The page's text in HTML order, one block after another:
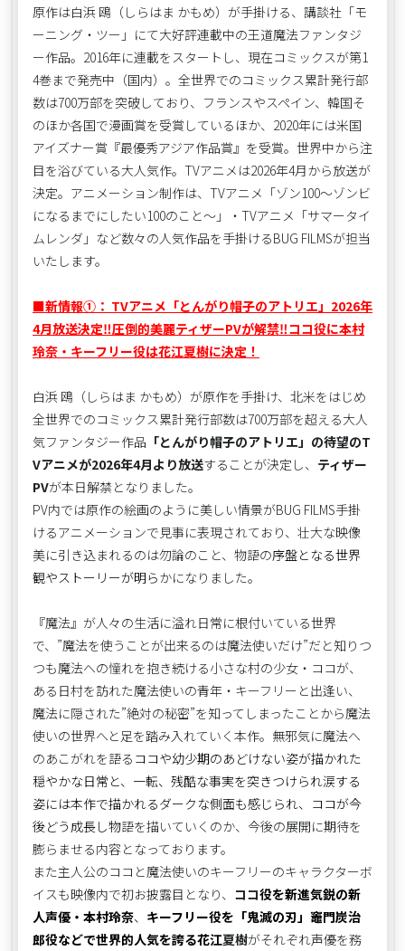
原作は白浜 鴎（しらはま かもめ）が手掛ける、講談社「モ
ーニング・ツー」にて大好評連載中の王道魔法ファンタジ
ー作品。2016年に連載をスタートし、現在コミックスが第1
4巻まで発売中（国内）。全世界でのコミックス累計発行部
数は700万部を突破しており、フランスやスペイン、韓国そ
のほか各国で漫画賞を受賞しているほか、2020年には米国
アイズナー賞『最優秀アジア作品賞』を受賞。世界中から注
目を浴びている大人気作。TVアニメは2026年4月から放送が
決定。アニメーション制作は、TVアニメ「ゾン100～ゾンビ
になるまでにしたい100のこと～」・TVアニメ「サマータイ
ムレンダ」など数々の人気作品を手掛けるBUG FILMSが担当
いたします。
■新情報①： TVアニメ「とんがり帽子のアトリエ」2026年
4月放送決定‼圧倒的美麗ティザーPVが解禁‼ココ役に本村
玲奈・キーフリー役は花江夏樹に決定！
白浜 鴎（しらはま かもめ）が原作を手掛け、北米をはじめ
全世界でのコミックス累計発行部数は700万部を超える大人
気ファンタジー作品 「とんがり帽子のアトリエ」の待望のT
Vアニメが2026年4月より放送することが決定し、 ティザー
PVが本日解禁となりました。
PV内では原作の絵画のように美しい情景がBUG FILMS手掛
けるアニメーションで見事に表現されており、壮大な映像
美に引き込まれるのは勿論のこと、物語の序盤となる世界
観やストーリーが明らかになりました。
『魔法』が人々の生活に溢れ日常に根付いている世界
で、”魔法を使うことが出来るのは魔法使いだけ”だと知りつ
つも魔法への憧れを抱き続ける小さな村の少女・ココが、
ある日村を訪れた魔法使いの青年・キーフリーと出逢い、
魔法に隠された”絶対の秘密”を知ってしまったことから魔法
使いの世界へと足を踏み入れていく本作。無邪気に魔法へ
のあこがれを語る ココや幼少期のあどけない姿が描かれた
穏やかな日常と、一転、残酷な事実を突きつけられ涙する
姿には本作で描かれるダークな側面も感じられ、ココが今
後どう成長し物語を描いていくのか、今後の展開に期待を
膨らませる内容となっております。
また主人公のココと魔法使いのキーフリーのキャラクターボ
イスも映像内で初お披露目となり、 ココ役を新進気鋭の新
人声優・本村玲奈、 キーフリー役を「鬼滅の刃」竈門炭治
郎役などで世界的人気を誇る花江夏樹がそれぞれ声優を務